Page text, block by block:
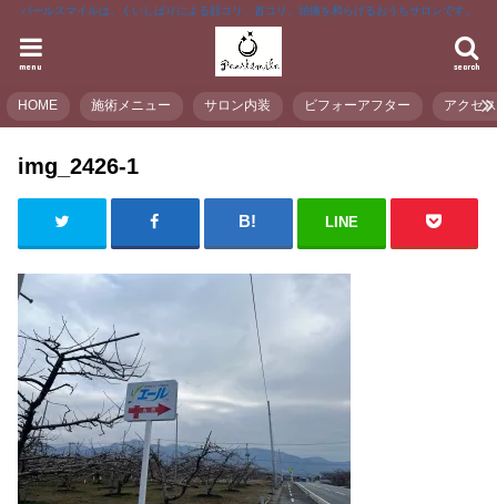
パールスマイルは、くいしばりによる顔コリ、首コリ、頭痛を和らげるおうちサロンです。
search
menu
HOME 施術メニュー サロン内装 ビフォーアフター アクセス
img_2426-1
LINE